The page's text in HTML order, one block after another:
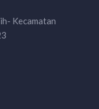
Kecamatan